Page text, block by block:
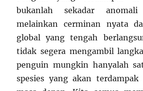
bukanlah sekadar
melainkan cerminan nyata
global yang tengah
tidak segera mengambil
penguin mungkin hanyalah
spesies yang akan